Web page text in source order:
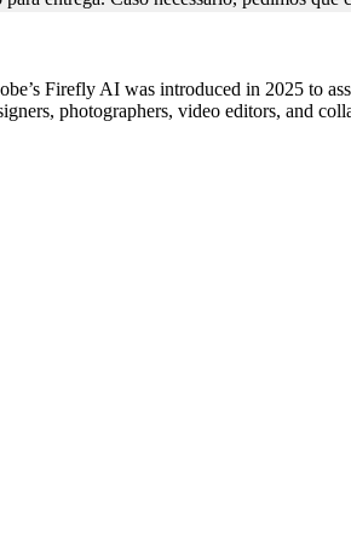
Firefly AI was introduced in 2025 to
photographers, video editors, and